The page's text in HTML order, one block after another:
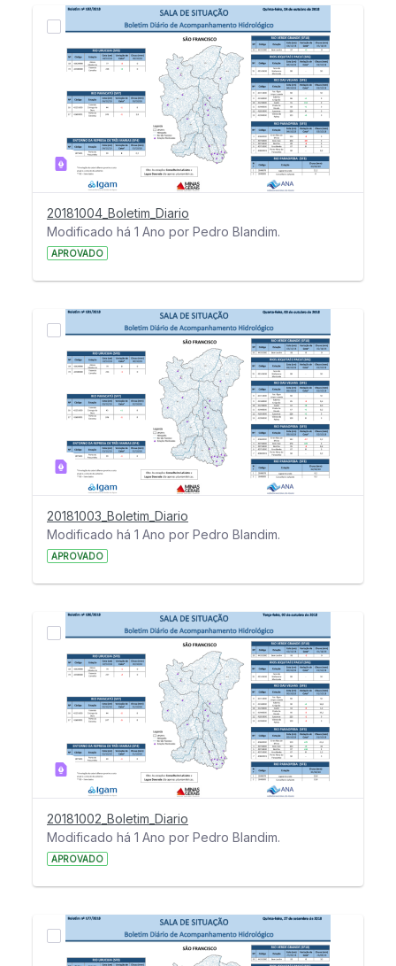
20181004_Boletim_Diario
Modificado há 1 Ano por Pedro Blandim.
APROVADO
20181003_Boletim_Diario
Modificado há 1 Ano por Pedro Blandim.
APROVADO
20181002_Boletim_Diario
Modificado há 1 Ano por Pedro Blandim.
APROVADO